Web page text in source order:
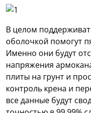
В целом
оболочкой помогут
Именно они будут
напряжения
плиты на грунт и
контроль крена и
все данные будут